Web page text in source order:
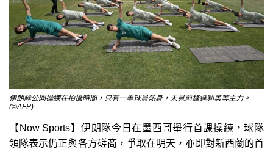
伊朗隊公開操練在拍攝時間，只有一半球員熱身，未見前鋒達利美等主力。
(©AFP)
【Now Sports】伊朗隊今日在墨西哥舉行首課操練，球隊
領隊表示仍正與各方磋商，爭取在明天，亦即對新西蘭的首